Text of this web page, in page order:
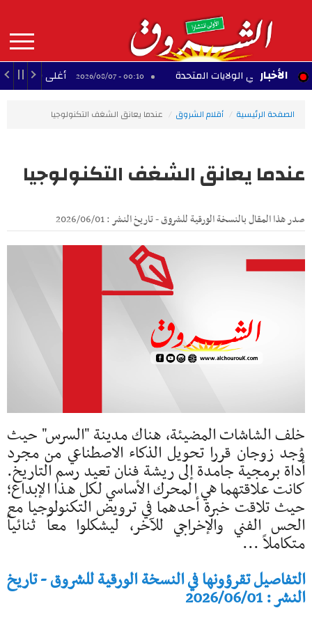
contenu
principal
MAIN
NAVIGATION الأخبار
في الولايات المتحدة 00:10 - 2026/08/07 أغلى 10 لاعبين أفارقة عبر التاريخ
الصفحة الرئيسية أقلام الشروق عندما يعانق الشغف التكنولوجيا
عندما يعانق الشغف التكنولوجيا
صدر هذا المقال بالنسخة الورقية للشروق - تاريخ النشر : 2026/06/01
خلف الشاشات المضيئة، هناك مدينة "السرس" حيث
وُجد زوجان قررا تحويل الذكاء الاصطناعي من مجرد
أداة برمجية جامدة إلى ريشة فنان تعيد رسم التاريخ.
كانت علاقتهما هي المحرك الأساسي لكل هذا الإبداع؛
حيث تلاقت خبرة أحدهما في ترويض التكنولوجيا مع
الحس الفني والإخراجي للآخر، ليشكلوا معاً ثنائياً
متكاملاً ...
التفاصيل تقرؤونها في النسخة الورقية للشروق - تاريخ
النشر : 2026/06/01